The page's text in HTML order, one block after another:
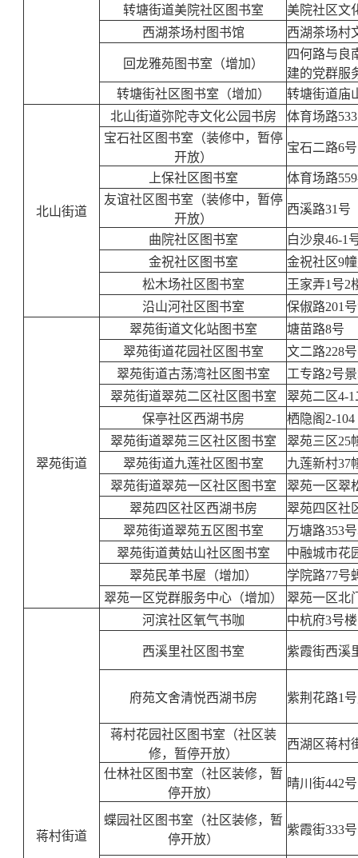
转塘街道美院社区图书室
美院社区文
西湖茶场村图书馆
西湖茶场村
回龙雅苑图书室（增加）
四何路与良
建的党群服
转塘街社区图书室（增加）
转塘街道庙
北山街道
北山街道弥陀寺文化公园书房
体育场路
宝石社区图书室（装修中，暂停
开放）
宝石二路6号
上保社区图书室
体育场路
友谊社区图书室（装修中，暂停
开放）
西溪路31号
曲院社区图书室
白沙泉46-1
金祝社区图书室
金祝社区9
松木场社区图书室
王家弄1号2
沿山河社区图书室
保俶路201
翠苑街道
翠苑街道文化站图书室
塘苗路8号
翠苑街道花园社区图书室
文二路228
翠苑街道古荡湾社区图书室
工专路2号
翠苑街道翠苑二区社区图书室
翠苑二区4-1
保亭社区西湖书房
栖隐阁2-104
翠苑街道翠苑三区社区图书室
翠苑三区25
翠苑街道九莲社区图书室
九莲新村37
翠苑街道翠苑一区社区图书室
翠苑一区翠
翠苑四区社区西湖书房
翠苑四区社
翠苑街道翠苑五区图书室
万塘路353
翠苑街道黄姑山社区图书室
中融城市花
翠苑民革书屋（增加）
学院路77号
翠苑一区党群服务中心（增加）
翠苑一区北
蒋村街道
河滨社区氧气书咖 中杭府3号楼
西溪里社区图书室 紫霞街西溪
府苑文舍清悦西湖书房 紫荆花路1
蒋村花园社区图书室（社区装
修，暂停开放）
西湖区蒋村
仕林社区图书室（社区装修，暂
停开放）
晴川街442号
蝶园社区图书室（社区装修，暂
停开放）
紫霞街333号